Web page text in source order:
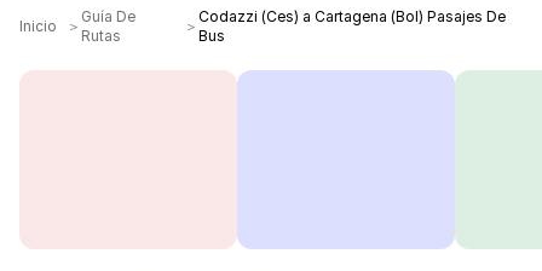
Inicio ＞
Guía De
Rutas
＞
Codazzi (Ces) a Cartagena (Bol) Pasajes De
Bus